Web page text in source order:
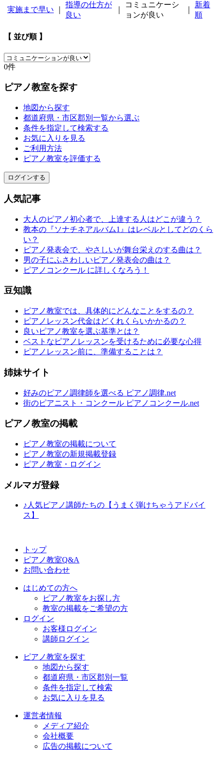
実施まで早い
指導の仕方が
良い
コミュニケーシ
ョンが良い
新着
順
【 並び順 】
0件
ピアノ教室を探す
地図から探す
都道府県・市区郡別一覧から選ぶ
条件を指定して検索する
お気に入りを見る
ご利用方法
ピアノ教室を評価する
ログインする
人気記事
大人のピアノ初心者で、上達する人はどこが違う？
教本の『ソナチネアルバム1』はレベルとしてどのくら
い？
ピアノ発表会で、やさしいが舞台栄えのする曲は？
男の子にふさわしいピアノ発表会の曲は？
ピアノコンクール に詳しくなろう！
豆知識
ピアノ教室では、具体的にどんなことをするの？
ピアノレッスン代金はどくれくらいかかるの？
良いピアノ教室を選ぶ基準とは？
ベストなピアノレッスンを受けるために必要な心得
ピアノレッスン前に、準備することは？
姉妹サイト
好みのピアノ調律師を選べる ピアノ調律.net
街のピアニスト・コンクール ピアノコンクール.net
ピアノ教室の掲載
ピアノ教室の掲載について
ピアノ教室の新規掲載登録
ピアノ教室・ログイン
メルマガ登録
♪人気ピアノ講師たちの【うまく弾けちゃうアドバイ
ス】
トップ
ピアノ教室Q&A
お問い合わせ
はじめての方へ
ピアノ教室をお探し方
教室の掲載をご希望の方
ログイン
お客様ログイン
講師ログイン
ピアノ教室を探す
地図から探す
都道府県・市区郡別一覧
条件を指定して検索
お気に入りを見る
運営者情報
メディア紹介
会社概要
広告の掲載について